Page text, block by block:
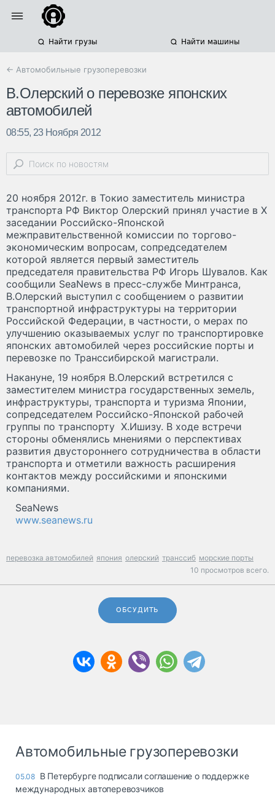
Найти грузы Найти машины
← Автомобильные грузоперевозки
В.Олерский о перевозке японских
автомобилей
08:55, 23 Ноября 2012
20 ноября 2012г. в Токио заместитель министра
транспорта РФ Виктор Олерский принял участие в X
заседании Российско-Японской
межправительственной комиссии по торгово-
экономическим вопросам, сопредседателем
которой является первый заместитель
председателя правительства РФ Игорь Шувалов. Как
сообщили SeaNews в пресс-службе Минтранса,
В.Олерский выступил с сообщением о развитии
транспортной инфраструктуры на территории
Российской Федерации, в частности, о мерах по
улучшению оказываемых услуг по транспортировке
японских автомобилей через российские порты и
перевозке по Транссибирской магистрали.
Накануне, 19 ноября В.Олерский встретился с
заместителем министра государственных земель,
инфраструктуры, транспорта и туризма Японии,
сопредседателем Российско-Японской рабочей
группы по транспорту Х.Ишизу. В ходе встречи
стороны обменялись мнениями о перспективах
развития двустороннего сотрудничества в области
транспорта и отметили важность расширения
контактов между российскими и японскими
компаниями.
SeaNews
www.seanews.ru
перевозка автомобилей япония олерский транссиб морские порты
10 просмотров всего.
ОБСУДИТЬ
Автомобильные грузоперевозки
05.08 В Петербурге подписали соглашение о поддержке
международных автоперевозчиков